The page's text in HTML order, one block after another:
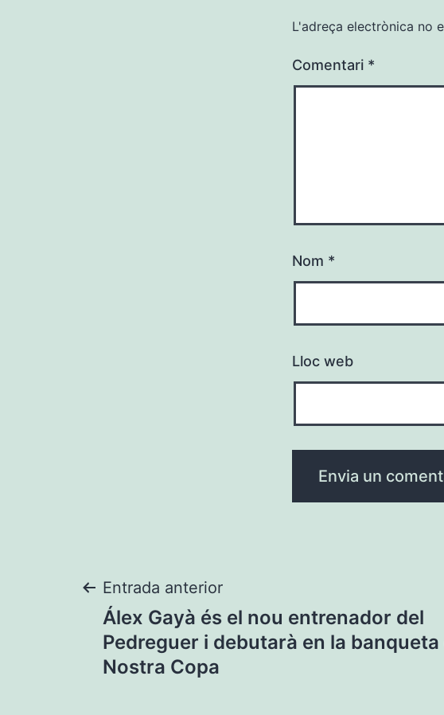
L'adreça electrònica no
Comentari *
Nom *
Lloc web
Navegació
d'entrades
Entrada anterior
Álex Gayà és el nou entrenador del
Pedreguer i debutarà en la banqueta
Nostra Copa